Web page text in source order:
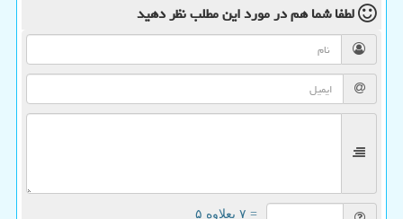
لطفا شما همدر مورد این مطلبنظر دهید
= ۷ بعلاوه ۵